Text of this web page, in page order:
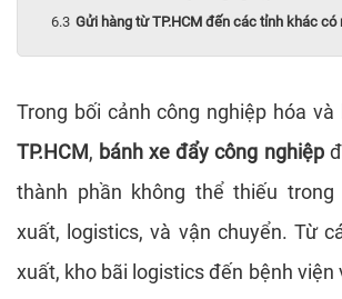
Gửi hàng từ TP.HCM đến các tỉnh khác có
Trong bối cảnh công nghiệp hóa
TP.HCM, bánh xe đẩy công nghiệp
thành phần không thể thiếu trong
xuất, logistics, và vận chuyển. Từ
xuất, kho bãi logistics đến bệnh viện